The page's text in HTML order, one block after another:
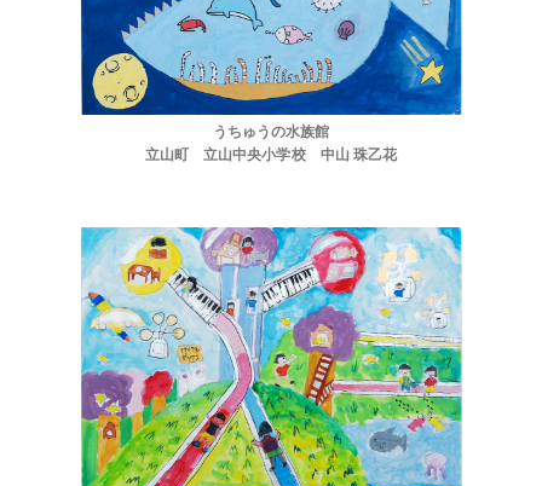
うちゅうの水族館
立山町 立山中央小学校 中山 珠乙花